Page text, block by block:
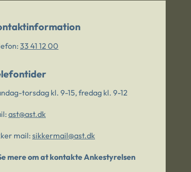
33 41 12 00
torsdag kl. 9-15, fredag kl. 9-12
ast@ast.dk
mail: sikkermail@ast.dk
mere om at kontakte Ankestyrelsen